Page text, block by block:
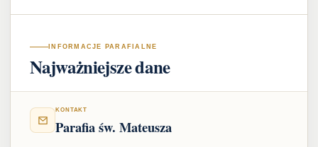
INFORMACJE PARAFIALNE
Najważniejsze dane
KONTAKT
Parafia św. Mateusza